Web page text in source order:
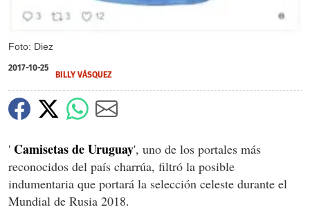
Foto: Diez
2017-10-25
BILLY VÁSQUEZ
' Camisetas de Uruguay', uno de los portales más
reconocidos del país charrúa, filtró la posible
indumentaria que portará la selección celeste durante el
Mundial de Rusia 2018.